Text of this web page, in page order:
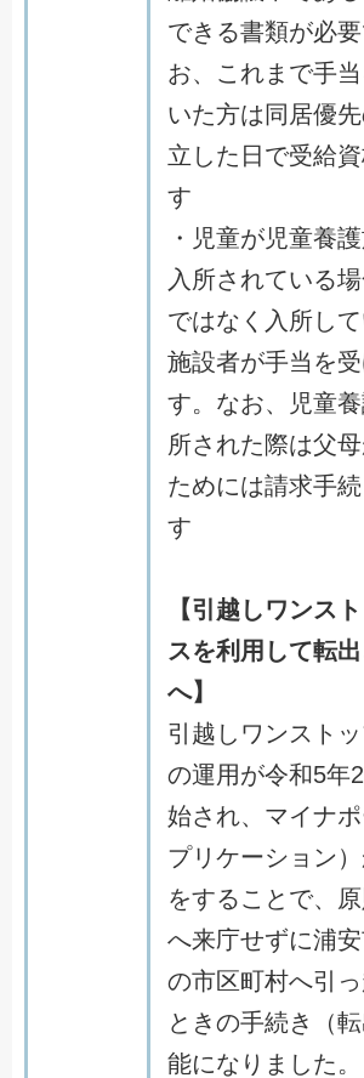
できる書類が必
お、これまで手
いた方は同居優
立した日で受給
す
・児童が児童養
入所されている
ではなく入所し
施設者が手当を
す。なお、児童
所された際は父
ためには請求手
す
【引越しワンス
スを利用して転
へ】
引越しワンスト
の運用が令和5年
始され、マイナ
プリケーション
をすることで、
へ来庁せずに浦
の市区町村へ引
ときの手続き（
能になりました。